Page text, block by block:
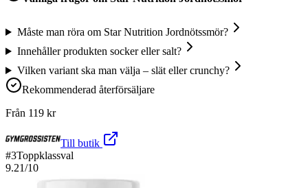
Måste man röra om Star Nutrition Jordnötssmör?
Innehåller produkten socker eller salt?
Vilken variant ska man välja – slät eller crunchy?
Rekommenderad återförsäljare
Från 119 kr
Till butik
#3Toppklassval
9.21/10